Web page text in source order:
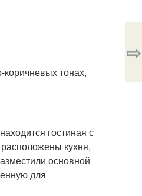
тонах,
гостиная с
кухня,
основной
для
⇨